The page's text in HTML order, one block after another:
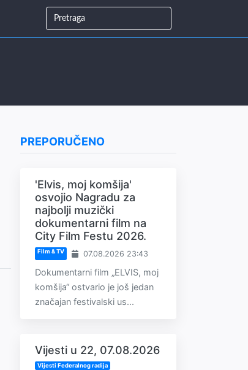
PREPORUČENO
'Elvis, moj komšija'
osvojio Nagradu za
najbolji muzički
dokumentarni film na
City Film Festu 2026.
Film & TV 07.08.2026 23:43
Dokumentarni film „ELVIS, moj
komšija“ ostvario je još jedan
značajan festivalski us...
Vijesti u 22, 07.08.2026
Vijesti Federalnog radija